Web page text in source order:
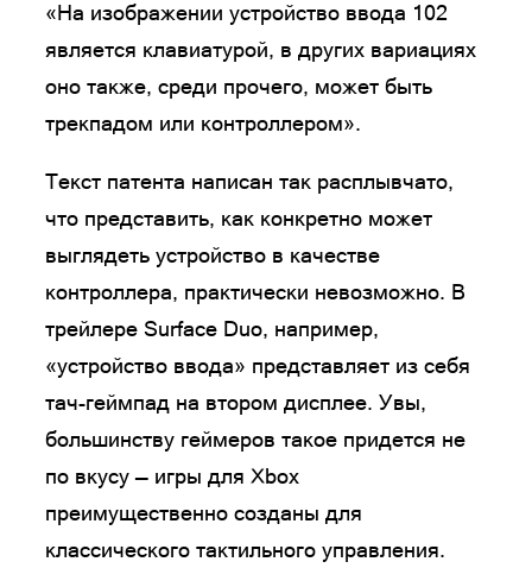
«На изображении устройство ввода 102
является клавиатурой, в других вариациях
оно также, среди прочего, может быть
трекпадом или контроллером».
Текст патента написан так расплывчато,
что представить, как конкретно может
выглядеть устройство в качестве
контроллера, практически невозможно. В
трейлере Surface Duo, например,
«устройство ввода» представляет из себя
тач-геймпад на втором дисплее. Увы,
большинству геймеров такое придется не
по вкусу — игры для Xbox
преимущественно созданы для
классического тактильного управления.